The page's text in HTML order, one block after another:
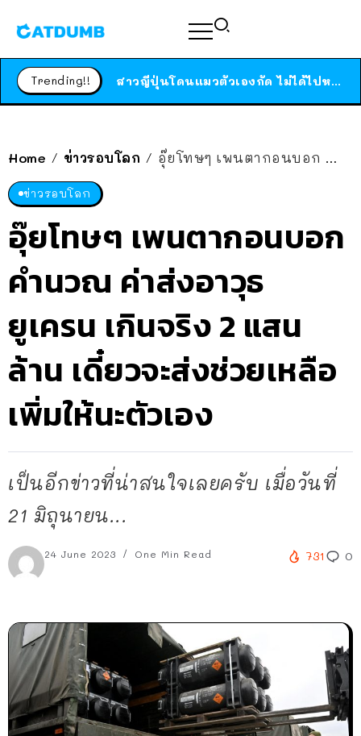
Trending!! ได้เวลาเด็กหนวดรวมตัว RF Online Next เปิดให้เล่นแล้ว เกม Sci-Fi MMORPG ระดับตำนาน เล่นได้ทั้งมือถือและ PC
Home / ข่าวรอบโลก / อุ๊ยโทษๆ เพนตากอนบอก คำนวณ ค่าส่งอาวุธยูเครน เกินจริง 2 แสนล้าน เดี๋ยวจะส่งช่วยเหลือเพิ่มให้นะตัวเอง
ข่าวรอบโลก
อุ๊ยโทษๆ เพนตากอนบอก
คำนวณ ค่าส่งอาวุธ
ยูเครน เกินจริง 2 แสน
ล้าน เดี๋ยวจะส่งช่วยเหลือ
เพิ่มให้นะตัวเอง
เป็นอีกข่าวที่น่าสนใจเลยครับ เมื่อวันที่
21 มิถุนายน...
24 June 2023 One Min Read 731 0